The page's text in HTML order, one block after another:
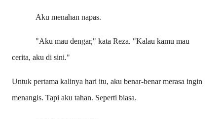
Aku menahan napas.
"Aku mau dengar," kata Reza. "Kalau kamu mau
cerita, aku di sini."
Untuk pertama kalinya hari itu, aku benar-benar merasa ingin
menangis. Tapi aku tahan. Seperti biasa.